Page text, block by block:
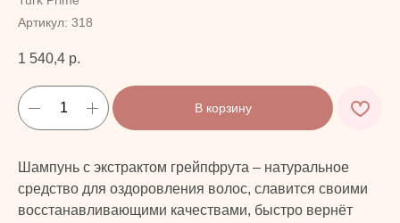
Артикул: 318
1 540,4 р.
В корзину
Шампунь с экстрактом грейпфрута – натуральное
средство для оздоровления волос, славится своими
восстанавливающими качествами, быстро вернёт